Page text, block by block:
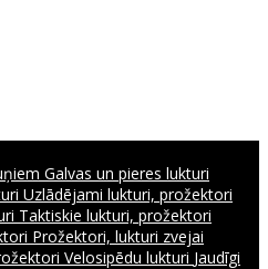
Galvas un pieres lukturi
Uzlādējami lukturi, prožektori
Taktiskie lukturi, prožektori
Prožektori, lukturi zvejai
Velosipēdu lukturi Jaudīgi